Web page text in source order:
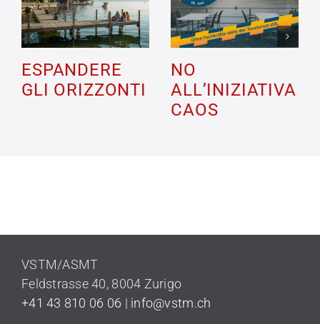
ESPANDERE
GLI ORIZZONTI
NO
ALL’INIZIATIVA
CAOS
VSTM/ASMT
Feldstrasse 40, 8004 Zurigo
+41 43 810 06 06 | info@vstm.ch